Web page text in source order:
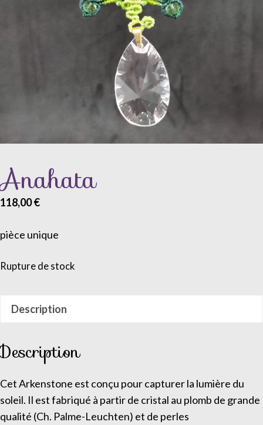
Anahata
118,00€
pièce unique
Rupture de stock
Description
Description
Cet Arkenstone est conçu pour capturer la lumière du
soleil. Il est fabriqué à partir de cristal au plomb de grande
qualité (Ch. Palme-Leuchten) et de perles